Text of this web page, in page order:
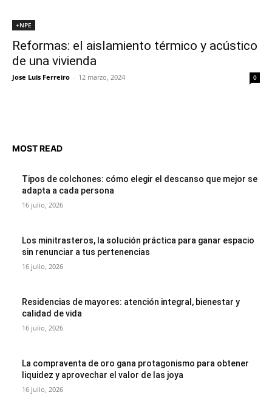
+NPE
Reformas: el aislamiento térmico y acústico
de una vivienda
Jose Luis Ferreiro - 12 marzo, 2024 0
MOST READ
Tipos de colchones: cómo elegir el descanso que mejor se
adapta a cada persona
16 julio, 2026
Los minitrasteros, la solución práctica para ganar espacio
sin renunciar a tus pertenencias
16 julio, 2026
Residencias de mayores: atención integral, bienestar y
calidad de vida
16 julio, 2026
La compraventa de oro gana protagonismo para obtener
liquidez y aprovechar el valor de las joya
16 julio, 2026